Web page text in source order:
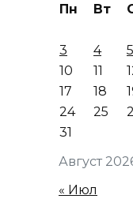
Август
Пн Вт
3
4 5
10
11
17
18
24
25
31
« Июл